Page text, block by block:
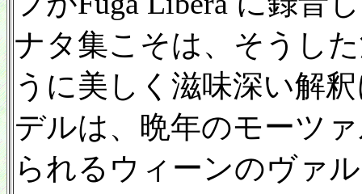
ナタ集こそは、そうし
うに美しく滋味深い解
デルは、晩年のモーツ
られるウィーンのヴァ